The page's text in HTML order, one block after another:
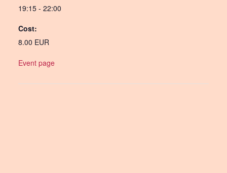
19:15 - 22:00
Cost:
8.00 EUR
Event page